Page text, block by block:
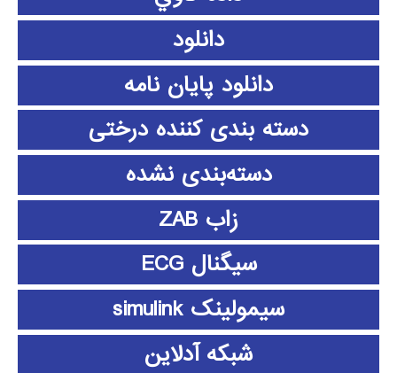
دانلود
دانلود پايان نامه
دسته بندی کننده درختی
دسته‌بندی نشده
زاب ZAB
سیگنال ECG
سیمولینک simulink
شبکه آدلاین